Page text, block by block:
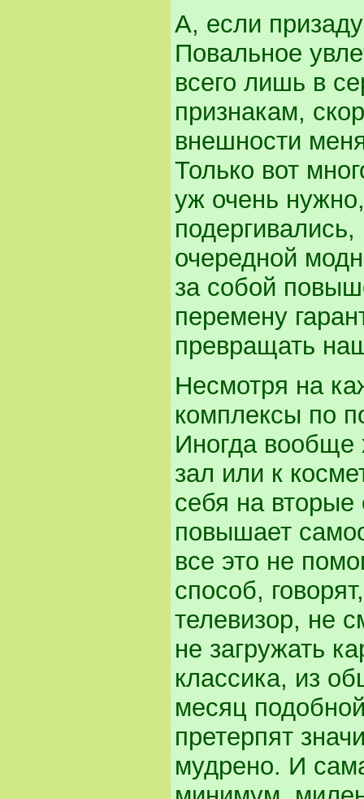
А, если
Повальное
всего лишь в
признакам,
внешности
Только вот
уж очень
очередной
за собой
перемену
превращать
Несмотря на
комплексы по
Иногда вообще
зал или к
себя на вторые
повышает
все это не
способ,
телевизор, не
не загружать
классика, из
месяц
претерпят
мудрено. И